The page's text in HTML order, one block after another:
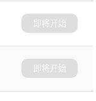
即将开始
即将开始